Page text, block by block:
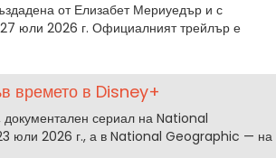
от Елизабет Мериуедър и с
юли 2026 г. Официалният трейлър е
времето в Disney+
сериал на National
юли 2026 г., а в National Geographic — на